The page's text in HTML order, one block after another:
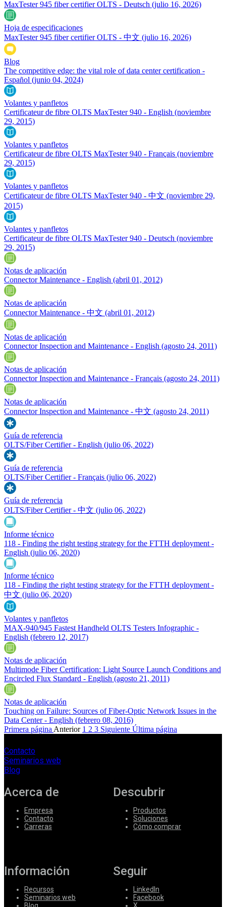
MaxTester 945 fiber certifier OLTS - Deutsch (julio 16, 2026)
Hoja de especificaciones
MaxTester 945 fiber certifier OLTS - 中文 (julio 16, 2026)
Blog
The competitive edge: the vital role of data center certification -
Español (junio 04, 2024)
Volantes y panfletos
Certificateur de fibre OLTS MaxTester 940 - English (noviembre
29, 2015)
Volantes y panfletos
Certificateur de fibre OLTS MaxTester 940 - Français (noviembre
29, 2015)
Volantes y panfletos
Certificateur de fibre OLTS MaxTester 940 - 中文 (noviembre 29,
2015)
Volantes y panfletos
Certificateur de fibre OLTS MaxTester 940 - Deutsch (noviembre
29, 2015)
Notas de aplicación
Connector Maintenance - English (abril 01, 2012)
Notas de aplicación
Connector Maintenance - 中文 (abril 01, 2012)
Notas de aplicación
Connector Inspection and Maintenance - English (agosto 24, 2011)
Notas de aplicación
Connector Inspection and Maintenance - Français (agosto 24, 2011)
Notas de aplicación
Connector Inspection and Maintenance - 中文 (agosto 24, 2011)
Guía de referencia
OLTS/Fiber Certifier - English (julio 06, 2022)
Guía de referencia
OLTS/Fiber Certifier - Français (julio 06, 2022)
Guía de referencia
OLTS/Fiber Certifier - 中文 (julio 06, 2022)
Informe técnico
118 - Finding the right testing strategy for the FTTH deployment -
English (julio 06, 2020)
Informe técnico
118 - Finding the right testing strategy for the FTTH deployment -
中文 (julio 06, 2020)
Volantes y panfletos
MAX-940/945 Fastest Handheld OLTS Testers Infographic -
English (febrero 12, 2017)
Notas de aplicación
Multimode Fiber Certification: Light Source Launch Conditions and
Encircled Flux Standard - English (agosto 21, 2011)
Notas de aplicación
Touching on Failure: Sources of Fiber-Optic Network Issues in the
Data Center - English (febrero 08, 2016)
Primera página Anterior 1 2 3 Siguiente Última página
Contacto
Seminarios web
Blog
Acerca de
Empresa
Contacto
Carreras
Descubrir
Productos
Soluciones
Cómo comprar
Información
Recursos
Seminarios web
Seguir
LinkedIn
Facebook